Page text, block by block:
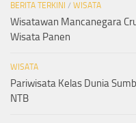
BERITA TERKINI / WISATA
Wisatawan Mancanegara
Wisata Panen
WISATA
Pariwisata Kelas Dunia
NTB